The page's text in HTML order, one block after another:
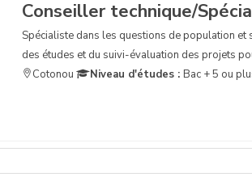
Conseiller technique/
Spécialiste dans les questions de population et
des études et du suivi-évaluation des projets
Cotonou
Niveau d'études : Bac + 5 ou